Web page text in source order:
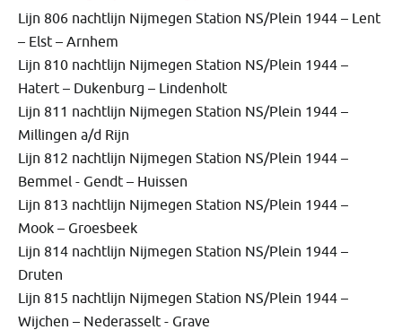
Lijn 806 nachtlijn Nijmegen Station NS/Plein 1944 – Lent
– Elst – Arnhem
Lijn 810 nachtlijn Nijmegen Station NS/Plein 1944 –
Hatert – Dukenburg – Lindenholt
Lijn 811 nachtlijn Nijmegen Station NS/Plein 1944 –
Millingen a/d Rijn
Lijn 812 nachtlijn Nijmegen Station NS/Plein 1944 –
Bemmel - Gendt – Huissen
Lijn 813 nachtlijn Nijmegen Station NS/Plein 1944 –
Mook – Groesbeek
Lijn 814 nachtlijn Nijmegen Station NS/Plein 1944 –
Druten
Lijn 815 nachtlijn Nijmegen Station NS/Plein 1944 –
Wijchen – Nederasselt - Grave